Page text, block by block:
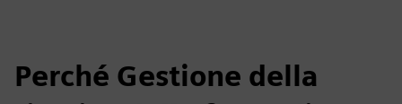
Perché Gestione della